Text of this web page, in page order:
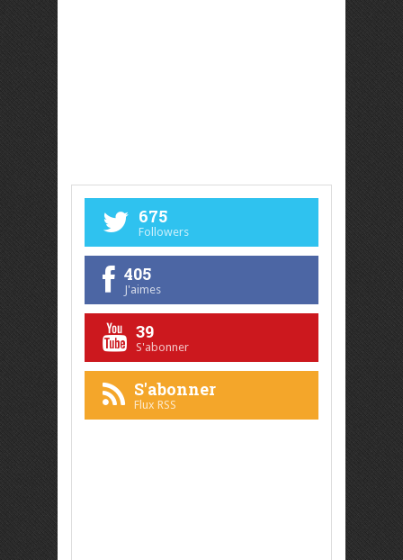
675
Followers
405
J'aimes
39
S'abonner
S'abonner
Flux RSS